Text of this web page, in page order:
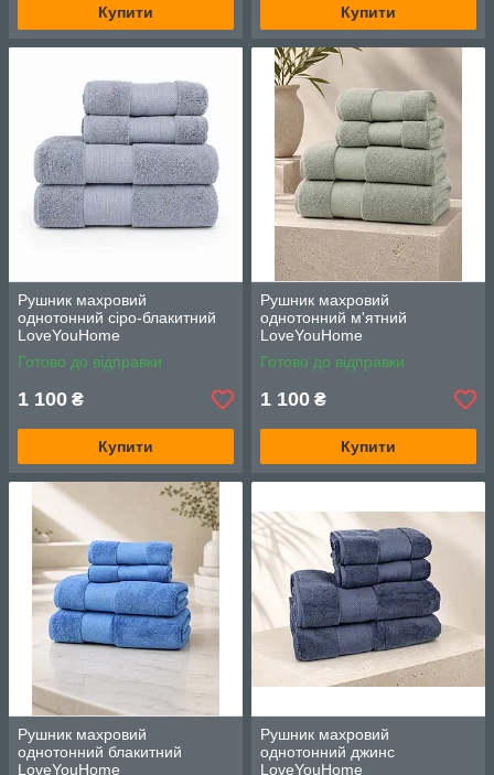
Купити Купити
Рушник махровий
однотонний сіро-блакитний
LoveYouHome
Готово до відправки
1 100 ₴
Купити
Рушник махровий
однотонний м'ятний
LoveYouHome
Готово до відправки
1 100 ₴
Купити
Рушник махровий
однотонний блакитний
LoveYouHome
Рушник махровий
однотонний джинс
LoveYouHome